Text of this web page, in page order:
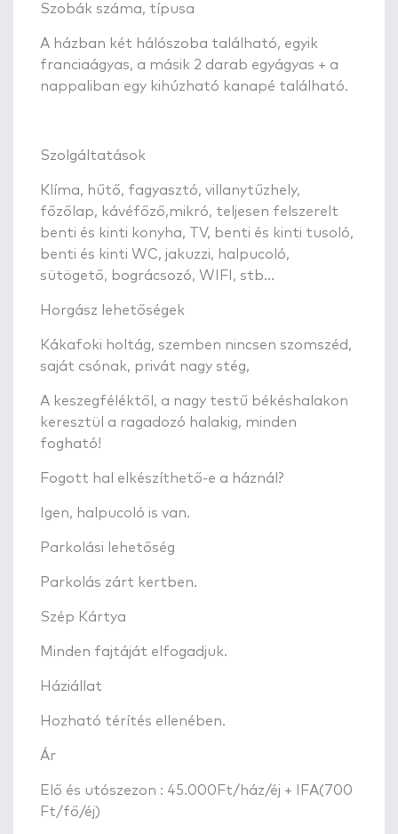
Szobák száma, típusa
A házban két hálószoba található, egyik
franciaágyas, a másik 2 darab egyágyas + a
nappaliban egy kihúzható kanapé található.
Szolgáltatások
Klíma, hűtő, fagyasztó, villanytűzhely,
főzőlap, kávéfőző,mikró, teljesen felszerelt
benti és kinti konyha, TV, benti és kinti tusoló,
benti és kinti WC, jakuzzi, halpucoló,
sütögető, bográcsozó, WIFI, stb...
Horgász lehetőségek
Kákafoki holtág, szemben nincsen szomszéd,
saját csónak, privát nagy stég,
A keszegféléktől, a nagy testű békéshalakon
keresztül a ragadozó halakig, minden
fogható!
Fogott hal elkészíthető-e a háznál?
Igen, halpucoló is van.
Parkolási lehetőség
Parkolás zárt kertben.
Szép Kártya
Minden fajtáját elfogadjuk.
Háziállat
Hozható térítés ellenében.
Ár
Elő és utószezon : 45.000Ft/ház/éj + IFA(700
Ft/fő/éj)